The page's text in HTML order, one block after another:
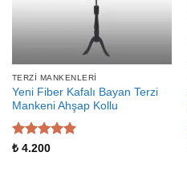
TERZI MANKENLERI
Yeni Fiber Kafalı Bayan Terzi
Mankeni Ahşap Kollu
5 üzerinden
₺4.200